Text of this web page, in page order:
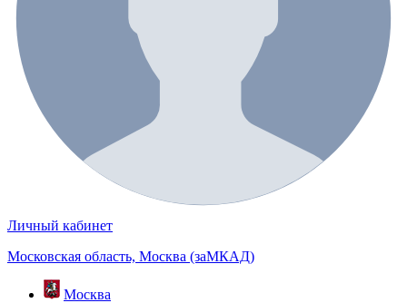
Личный кабинет
Московская область, Москва (заМКАД)
Москва